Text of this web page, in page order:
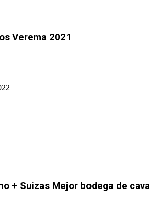
Verema 2021
+ Suizas Mejor bodega de cava